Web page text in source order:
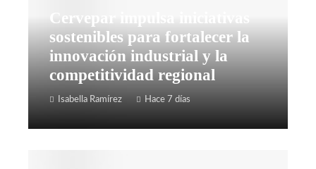
Cervepar impulsa iniciativas
sostenibles para fortalecer la
innovación industrial y la
competitividad regional
Isabella Ramírez Hace 7 días